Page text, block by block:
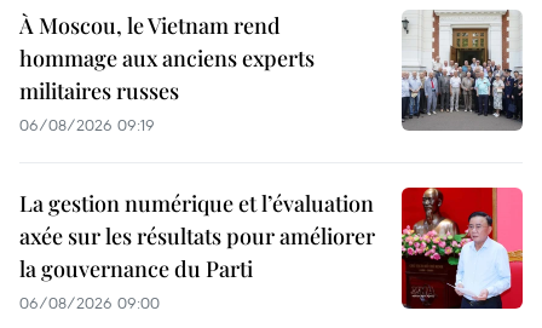
À Moscou, le Vietnam rend
hommage aux anciens experts
militaires russes
06/08/2026 09:19
La gestion numérique et l’évaluation
axée sur les résultats pour améliorer
la gouvernance du Parti
06/08/2026 09:00